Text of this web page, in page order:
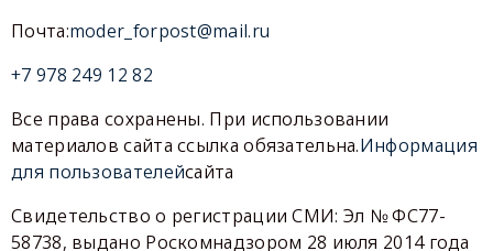
Почта:moder_forpost@mail.ru
+7 978 249 12 82
Все права сохранены. При использовании
материалов сайта ссылка обязательна.Информация
для пользователейсайта
Свидетельство о регистрации СМИ: Эл № ФС77-
58738, выдано Роскомнадзором 28 июля 2014 года